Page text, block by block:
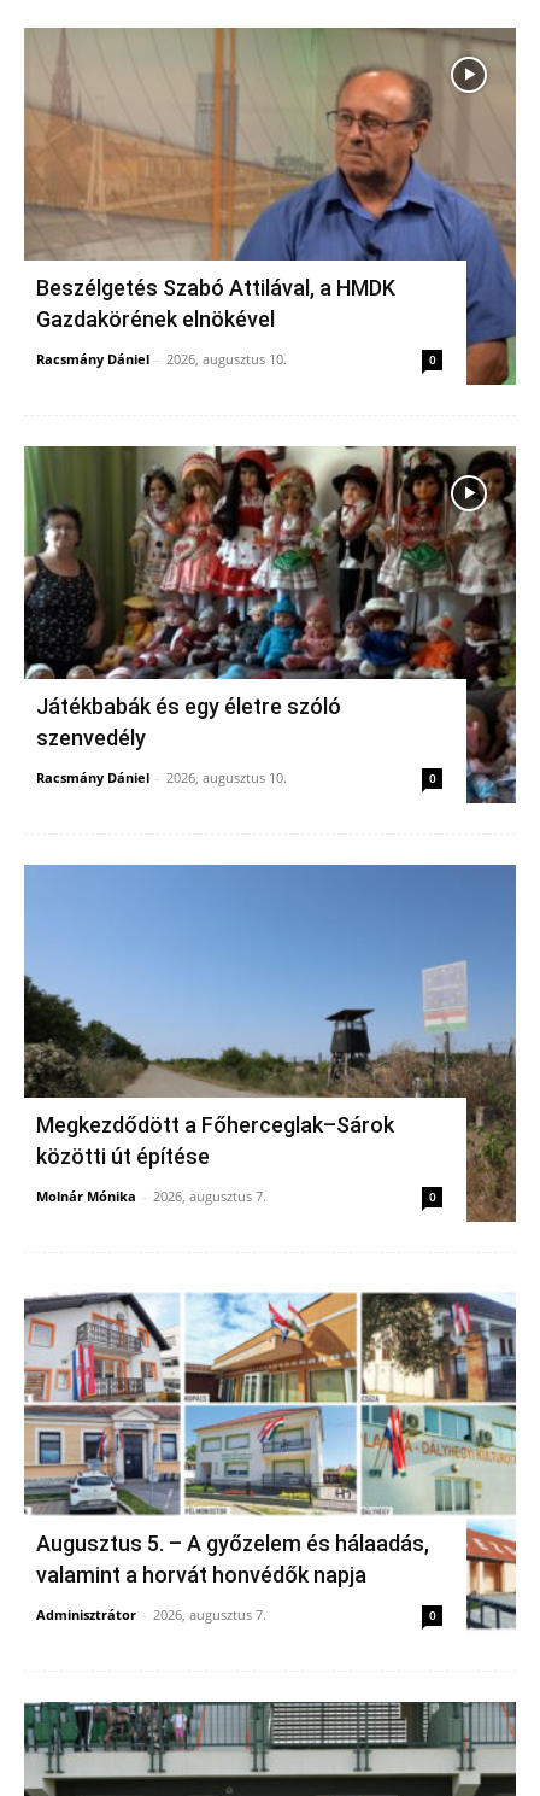
Beszélgetés Szabó Attilával, a HMDK
Gazdakörének elnökével
Racsmány Dániel - 2026, augusztus 10. 0
Játékbabák és egy életre szóló
szenvedély
Racsmány Dániel - 2026, augusztus 10. 0
Megkezdődött a Főherceglak–Sárok
közötti út építése
Molnár Mónika - 2026, augusztus 7. 0
Augusztus 5. – A győzelem és hálaadás,
valamint a horvát honvédők napja
Adminisztrátor - 2026, augusztus 7. 0